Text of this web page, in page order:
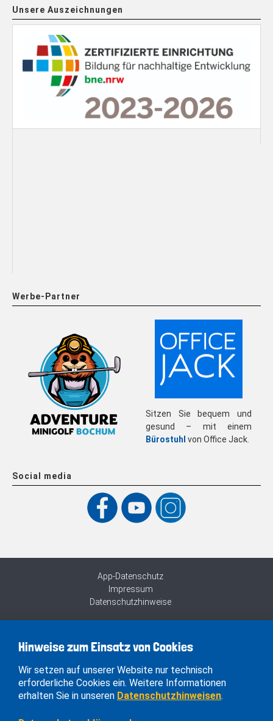
Unsere Auszeichnungen
Werbe-Partner
Sitzen Sie bequem und
gesund – mit einem
Bürostuhl von Office Jack.
Social media
App-Datenschutz
Impressum
Datenschutzhinweise
Hinweise zum Einsatz von Cookies
Wir setzen auf unserer Website nur technisch
erforderliche Cookies ein. Weitere Informationen
erhalten Sie in unseren Datenschutzhinweisen.